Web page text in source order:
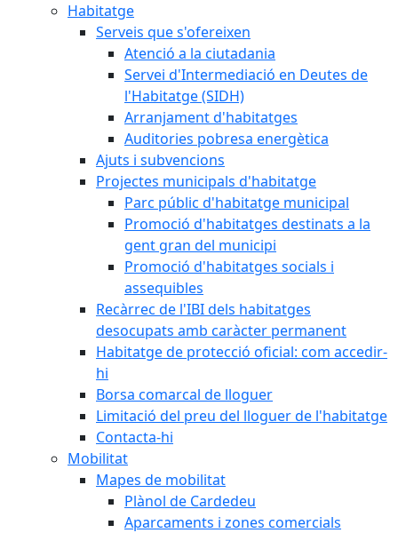
Habitatge
Serveis que s'ofereixen
Atenció a la ciutadania
Servei d'Intermediació en Deutes de
l'Habitatge (SIDH)
Arranjament d'habitatges
Auditories pobresa energètica
Ajuts i subvencions
Projectes municipals d'habitatge
Parc públic d'habitatge municipal
Promoció d'habitatges destinats a la
gent gran del municipi
Promoció d'habitatges socials i
assequibles
Recàrrec de l'IBI dels habitatges
desocupats amb caràcter permanent
Habitatge de protecció oficial: com accedir-
hi
Borsa comarcal de lloguer
Limitació del preu del lloguer de l'habitatge
Contacta-hi
Mobilitat
Mapes de mobilitat
Plànol de Cardedeu
Aparcaments i zones comercials